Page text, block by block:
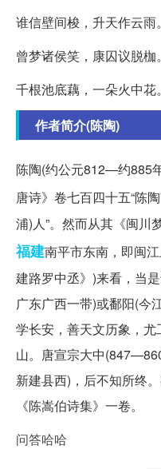
谁信壁间梭，升天作云雨。
曾梦诸侯笑，康囚议脱枷。
千根池底藕，一朵火中花。
作者简介(陈陶)
陈陶(约公元812—约885
唐诗》卷七百四十五“陈
浦)人”。然而从其《闽川
福建南平市东南，即闽
建路罗中丞》)来看，当
广东广西一带)或鄱阳(今
学长安，善天文历象，
山。唐宣宗大中
新建县西)，后不知所终
《陈嵩伯诗集》一卷。
问答哈哈